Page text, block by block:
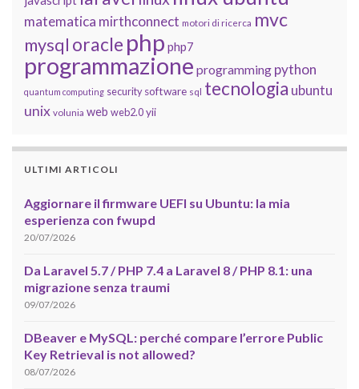
matematica mirthconnect motori di ricerca mvc
mysql oracle php php7
programmazione programming python
quantum computing security software sql tecnologia ubuntu
unix volunia web web2.0 yii
ULTIMI ARTICOLI
Aggiornare il firmware UEFI su Ubuntu: la mia
esperienza con fwupd
20/07/2026
Da Laravel 5.7 / PHP 7.4 a Laravel 8 / PHP 8.1: una
migrazione senza traumi
09/07/2026
DBeaver e MySQL: perché compare l’errore Public
Key Retrieval is not allowed?
08/07/2026